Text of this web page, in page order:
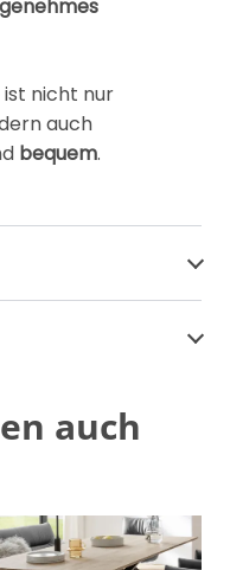
nicht nur
auch
bequem.
auch